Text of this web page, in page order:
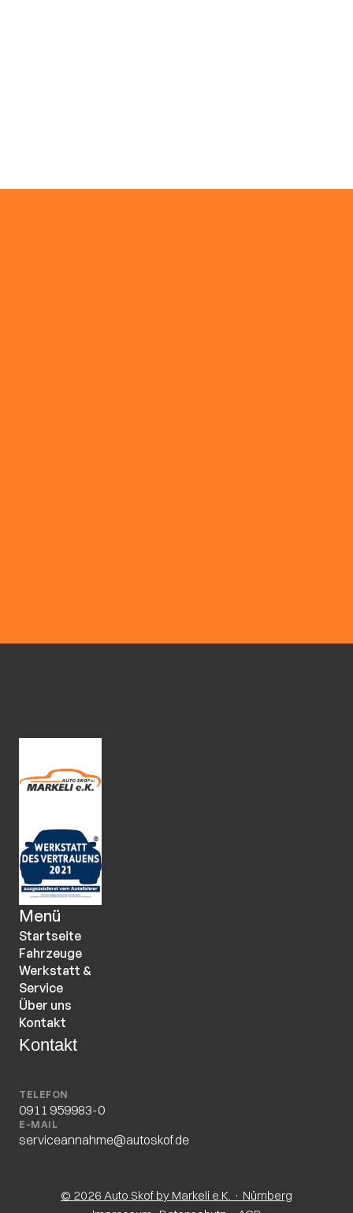
Menü
Startseite
Fahrzeuge
Werkstatt &
Service
Über uns
Kontakt
Kontakt
TELEFON
0911 959983-0
E-MAIL
serviceannahme@autoskof.de
© 2026 Auto Skof by Markeli e.K. · Nürnberg